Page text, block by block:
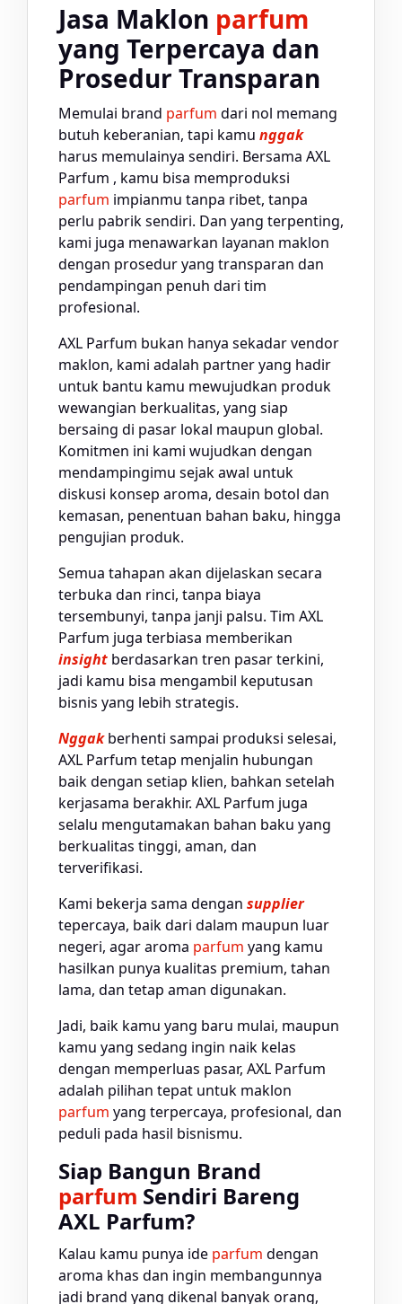
Jasa Maklon parfum
yang Terpercaya dan
Prosedur Transparan
Memulai brand parfum dari nol memang
butuh keberanian, tapi kamu nggak
harus memulainya sendiri. Bersama AXL
Parfum , kamu bisa memproduksi
parfum impianmu tanpa ribet, tanpa
perlu pabrik sendiri. Dan yang terpenting,
kami juga menawarkan layanan maklon
dengan prosedur yang transparan dan
pendampingan penuh dari tim
profesional.
AXL Parfum bukan hanya sekadar vendor
maklon, kami adalah partner yang hadir
untuk bantu kamu mewujudkan produk
wewangian berkualitas, yang siap
bersaing di pasar lokal maupun global.
Komitmen ini kami wujudkan dengan
mendampingimu sejak awal untuk
diskusi konsep aroma, desain botol dan
kemasan, penentuan bahan baku, hingga
pengujian produk.
Semua tahapan akan dijelaskan secara
terbuka dan rinci, tanpa biaya
tersembunyi, tanpa janji palsu. Tim AXL
Parfum juga terbiasa memberikan
insight berdasarkan tren pasar terkini,
jadi kamu bisa mengambil keputusan
bisnis yang lebih strategis.
Nggakberhenti sampai produksi selesai,
AXL Parfum tetap menjalin hubungan
baik dengan setiap klien, bahkan setelah
kerjasama berakhir. AXL Parfum juga
selalu mengutamakan bahan baku yang
berkualitas tinggi, aman, dan
terverifikasi.
Kami bekerja sama dengan supplier
tepercaya, baik dari dalam maupun luar
negeri, agar aroma parfum yang kamu
hasilkan punya kualitas premium, tahan
lama, dan tetap aman digunakan.
Jadi, baik kamu yang baru mulai, maupun
kamu yang sedang ingin naik kelas
dengan memperluas pasar, AXL Parfum
adalah pilihan tepat untuk maklon
parfum yang terpercaya, profesional, dan
peduli pada hasil bisnismu.
Siap Bangun Brand
parfum Sendiri Bareng
AXL Parfum?
Kalau kamu punya ide parfum dengan
aroma khas dan ingin membangunnya
jadi brand yang dikenal banyak orang,